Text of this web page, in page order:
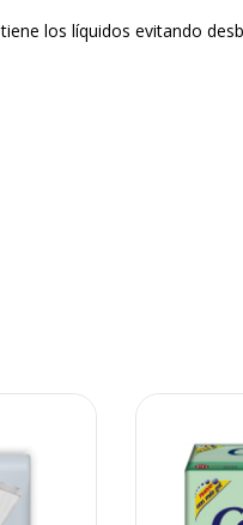
los líquidos evitando